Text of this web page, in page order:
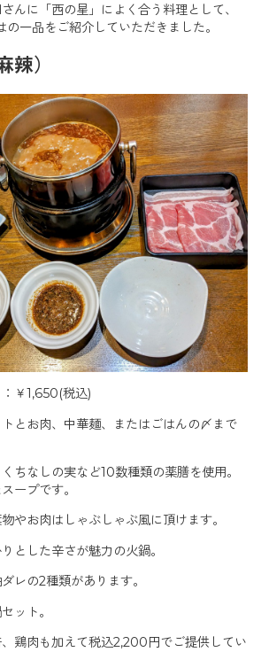
んに「西の星」によく合う料理として、
一品をご紹介していただきました。
辣）
￥1,650(税込)
とお肉、中華麺、またはごはんの〆まで
ちなしの実など10数種類の薬膳を使用。
ープです。
やお肉はしゃぶしゃぶ風に頂けます。
とした辛さが魅力の火鍋。
レの2種類があります。
ット。
鶏肉も加えて税込2,200円でご提供してい